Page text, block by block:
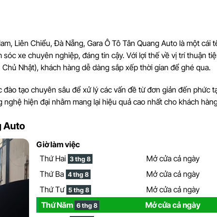
Liên Chiểu, Đà Nẵng, Gara Ô Tô Tân Quang Auto là một cái
xe chuyên nghiệp, đáng tin cậy. Với lợi thế về vị trí thuận
Nhật), khách hàng dễ dàng sắp xếp thời gian để ghé qua.
tạo chuyên sâu để xử lý các vấn đề từ đơn giản đến phức
hiện đại nhằm mang lại hiệu quả cao nhất cho khách
Auto
Giờ làm việc
Thứ Hai 3 thg 8
Mở cửa cả ngày
Thứ Ba 4 thg 8
Mở cửa cả ngày
Thứ Tư 5 thg 8
Mở cửa cả ngày
Thứ Năm 6 thg 8
Mở cửa cả ngày